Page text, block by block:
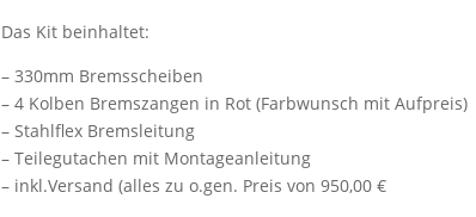
Das Kit beinhaltet:
– 330mm Bremsscheiben
– 4 Kolben Bremszangen in Rot (Farbwunsch mit Aufpreis)
– Stahlflex Bremsleitung
– Teilegutachen mit Montageanleitung
– inkl.Versand (alles zu o.gen. Preis von 950,00 €